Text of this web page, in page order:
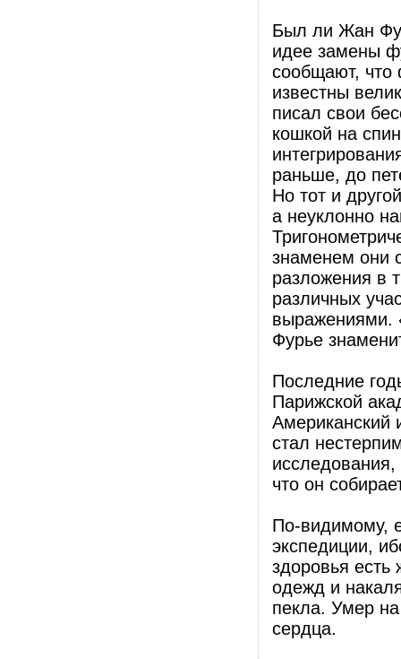
Был ли Жан
идее замены
сообщают,
известны
писал свои
кошкой на
раньше, до
Но тот и
а неуклонно
знаменем они
разложения в
различных
выражениями.
Фурье
Последние
Парижской
Американский
стал
что он
По-видимому,
экспедиции,
здоровья
одежд и
пекла. Умер
сердца.